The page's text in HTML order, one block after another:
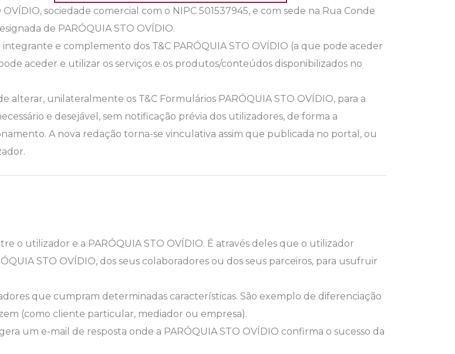
sociedade comercial com o NIPC 501537945, e com sede na Rua Conde
de PARÓQUIA STO OVÍDIO.
integrante e complemento dos T&C PARÓQUIA STO OVÍDIO (a que pode aceder
aceder e utilizar os serviços e os produtos/conteúdos disponibilizados no
alterar, unilateralmente os T&C Formulários PARÓQUIA STO OVÍDIO, para a
e desejável, sem notificação prévia dos utilizadores, de forma a
A nova redação torna-se vinculativa assim que publicada no portal, ou
o utilizador e a PARÓQUIA STO OVÍDIO. É através deles que o utilizador
STO OVÍDIO, dos seus colaboradores ou dos seus parceiros, para usufruir
que cumpram determinadas características. São exemplo de diferenciação
(como cliente particular, mediador ou empresa).
um e-mail de resposta onde a PARÓQUIA STO OVÍDIO confirma o sucesso da